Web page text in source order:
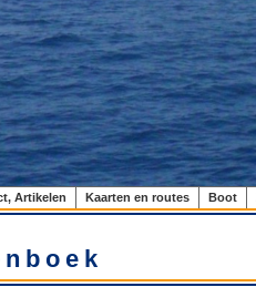
Artikelen Kaarten en routes Boot